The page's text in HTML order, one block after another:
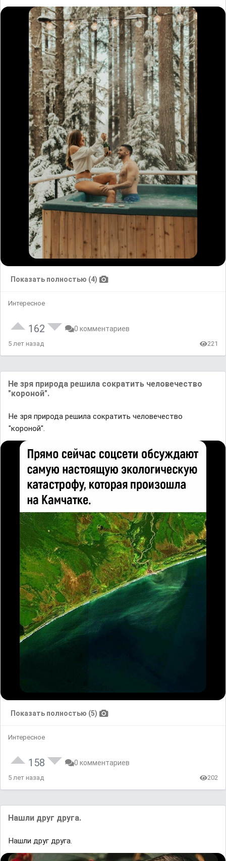
Показать полностью (4)
Интересное
162 0 комментариев
5 лет назад 221
Не зря природа решила сократить человечество
"короной".
Не зря природа решила сократить человечество
"короной".
Показать полностью (5)
Интересное
158 0 комментариев
5 лет назад 202
Нашли друг друга.
Нашли друг друга.